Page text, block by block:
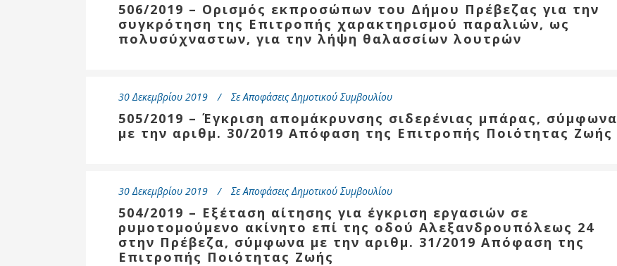
506/2019 – Ορισμός εκπροσώπων του Δήμου Πρέβεζας για την
συγκρότηση της Επιτροπής χαρακτηρισμού παραλιών, ως
πολυσύχναστων, για την λήψη θαλασσίων λουτρών
30 Δεκεμβρίου 2019 Σε Αποφάσεις Δημοτικού Συμβουλίου
505/2019 – Έγκριση απομάκρυνσης σιδερένιας μπάρας, σύμφωνα
με την αριθμ. 30/2019 Απόφαση της Επιτροπής Ποιότητας Ζωής
30 Δεκεμβρίου 2019 Σε Αποφάσεις Δημοτικού Συμβουλίου
504/2019 – Εξέταση αίτησης για έγκριση εργασιών σε
ρυμοτομούμενο ακίνητο επί της οδού Αλεξανδρουπόλεως 24
στην Πρέβεζα, σύμφωνα με την αριθμ. 31/2019 Απόφαση της
Επιτροπής Ποιότητας Ζωής